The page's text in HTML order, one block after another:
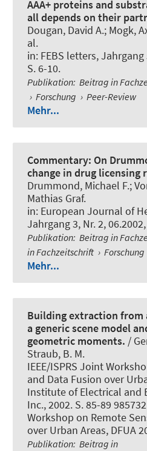
AAA+ proteins and
all depends on their
Dougan, David A.; Mogk,
al.
in: FEBS letters, Jahrgang
S. 6-10.
Publikation: Beitrag in
› Forschung › Peer-Review
Mehr...
Commentary: On
change in drug licensing
Drummond, Michael F.;
Mathias Graf.
in: European Journal of
Jahrgang 3, Nr. 2,
Publikation: Beitrag in
in Fachzeitschrift › Forschung
Mehr...
Building extraction from
a generic scene model
geometric moments. /
Straub, B. M.
IEEE/ISPRS Joint
and Data Fusion over
Institute of Electrical and
Inc., 2002. S. 85-89
Workshop on Remote
over Urban Areas, DFUA
Publikation: Beitrag in